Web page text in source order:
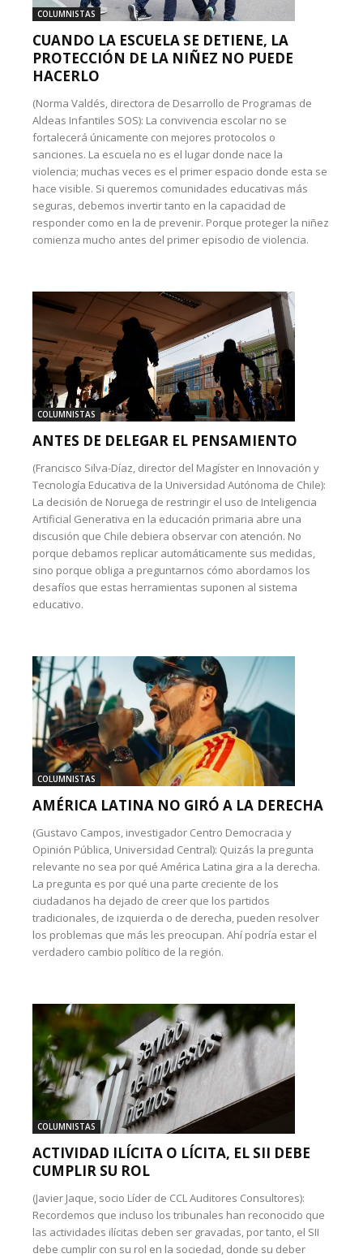
COLUMNISTAS
CUANDO LA ESCUELA SE DETIENE, LA
PROTECCIÓN DE LA NIÑEZ NO PUEDE
HACERLO
(Norma Valdés, directora de Desarrollo de Programas de
Aldeas Infantiles SOS): La convivencia escolar no se
fortalecerá únicamente con mejores protocolos o
sanciones. La escuela no es el lugar donde nace la
violencia; muchas veces es el primer espacio donde esta se
hace visible. Si queremos comunidades educativas más
seguras, debemos invertir tanto en la capacidad de
responder como en la de prevenir. Porque proteger la niñez
comienza mucho antes del primer episodio de violencia.
COLUMNISTAS
ANTES DE DELEGAR EL PENSAMIENTO
(Francisco Silva-Díaz, director del Magíster en Innovación y
Tecnología Educativa de la Universidad Autónoma de Chile):
La decisión de Noruega de restringir el uso de Inteligencia
Artificial Generativa en la educación primaria abre una
discusión que Chile debiera observar con atención. No
porque debamos replicar automáticamente sus medidas,
sino porque obliga a preguntarnos cómo abordamos los
desafíos que estas herramientas suponen al sistema
educativo.
COLUMNISTAS
AMÉRICA LATINA NO GIRÓ A LA DERECHA
(Gustavo Campos, investigador Centro Democracia y
Opinión Pública, Universidad Central): Quizás la pregunta
relevante no sea por qué América Latina gira a la derecha.
La pregunta es por qué una parte creciente de los
ciudadanos ha dejado de creer que los partidos
tradicionales, de izquierda o de derecha, pueden resolver
los problemas que más les preocupan. Ahí podría estar el
verdadero cambio político de la región.
COLUMNISTAS
ACTIVIDAD ILÍCITA O LÍCITA, EL SII DEBE
CUMPLIR SU ROL
(Javier Jaque, socio Líder de CCL Auditores Consultores):
Recordemos que incluso los tribunales han reconocido que
las actividades ilícitas deben ser gravadas, por tanto, el SII
debe cumplir con su rol en la sociedad, donde su deber